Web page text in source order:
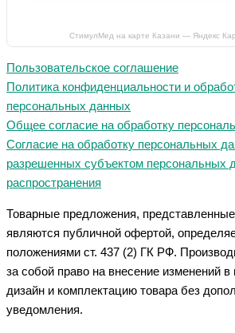
СтимулМед на карте Казани — Яндекс
Пользовательское соглашение
Политика конфиденциальности и
персональных данных
Общее согласие на обработку
Согласие на обработку персональных
разрешенных субъектом персональных
распространения
Товарные предложения,
являются публичной офертой,
положениями ст. 437 (2) ГК РФ.
за собой право на внесение изменений в
дизайн и комплектацию товара без
уведомления.